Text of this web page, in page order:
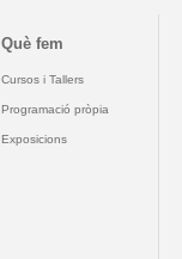
Què fem
Cursos i Tallers
Programació pròpia
Exposicions